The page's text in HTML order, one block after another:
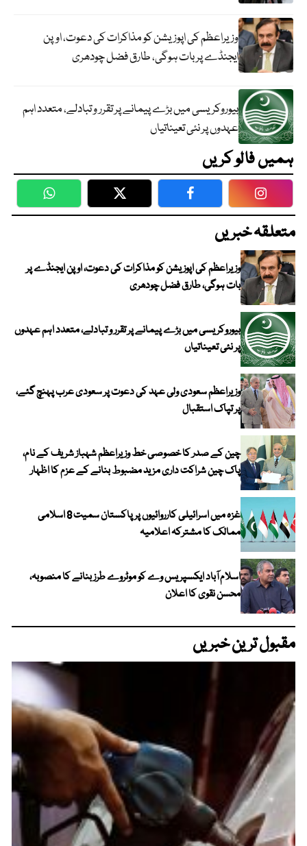
وزیراعظم کی اپوزیشن کو مذاکرات کی دعوت، اوپن
ایجنڈے پر بات ہوگی، طارق فضل چودھری
بیوروکریسی میں بڑے پیمانے پر تقرر و تبادلے، متعدد اہم
عہدوں پر نئی تعیناتیاں
ہمیں فالو کریں
WhatsApp Twitter Facebook
متعلقہ خبریں
وزیراعظم کی اپوزیشن کو مذاکرات کی دعوت، اوپن ایجنڈے پر
بات ہوگی، طارق فضل چودھری
بیوروکریسی میں بڑے پیمانے پر تقرر و تبادلے، متعدد اہم عہدوں
پر نئی تعیناتیاں
وزیراعظم سعودی ولی عہد کی دعوت پر سعودی عرب پہنچ گئے،
پر تپاک استقبال
چین کے صدر کا خصوصی خط وزیراعظم شہباز شریف کے نام،
پاک چین شراکت داری مزید مضبوط بنانے کے عزم کا اظہار
غزہ میں اسرائیلی کارروائیوں پر پاکستان سمیت 8 اسلامی
ممالک کا مشترکہ اعلامیہ
اسلام آباد ایکسپریس وے کو موٹروے طرز بنانے کا منصوبہ،
محسن نقوی کا اعلان
مقبول ترین خبریں